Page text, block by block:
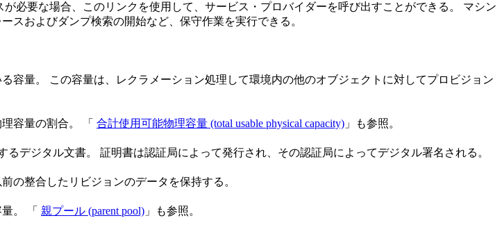
必要な場合、このリンクを使用して、サービス・プロバイダーを呼び出すことができる。 マシン
スおよびダンプ検索の開始など、保守作業を実行できる。
容量。 この容量は、レクラメーション処理して環境内の他のオブジェクトに対してプロビジョン
容量の割合。 「 合計使用可能物理容量 (total usable physical capacity) 」も参照。
デジタル文書。 証明書は認証局によって発行され、その認証局によってデジタル署名される。
の整合したリビジョンのデータを保持する。
。 「 親プール (parent pool) 」も参照。